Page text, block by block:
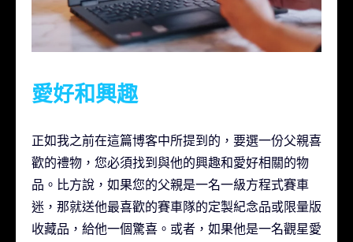
愛好和興趣
正如我之前在這篇博客中所提到的，要選一份父親喜
歡的禮物，您必須找到與他的興趣和愛好相關的物
品。比方說，如果您的父親是一名一級方程式賽車
迷，那就送他最喜歡的賽車隊的定製紀念品或限量版
收藏品，給他一個驚喜。或者，如果他是一名觀星愛